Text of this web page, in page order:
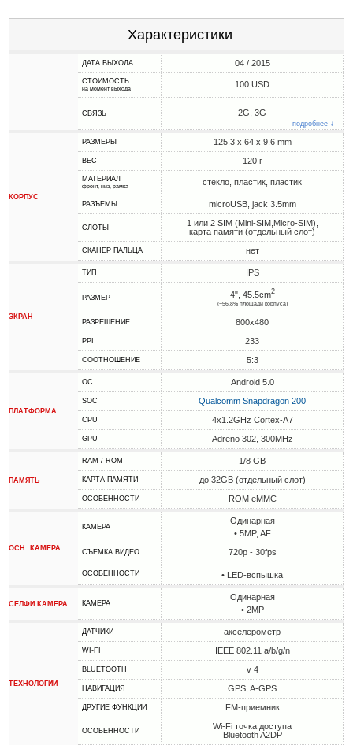
Характеристики
ДАТА ВЫХОДА 04 / 2015
СТОИМОСТЬ
на момент выхода 100 USD
СВЯЗЬ 2G, 3G
подробнее ↓
КОРПУС
РАЗМЕРЫ 125.3 x 64 x 9.6 mm
ВЕС 120 г
МАТЕРИАЛ
фронт, низ, рамка стекло, пластик, пластик
РАЗЪЕМЫ microUSB, jack 3.5mm
СЛОТЫ
1 или 2 SIM (Mini-SIM,Micro-SIM),
карта памяти (отдельный слот)
СКАНЕР ПАЛЬЦА нет
ЭКРАН
ТИП IPS
РАЗМЕР 4", 45.5cm2
(~56.8% площади корпуса)
РАЗРЕШЕНИЕ 800x480
PPI 233
СООТНОШЕНИЕ 5:3
ПЛАТФОРМА
ОС Android 5.0
SOC Qualcomm Snapdragon 200
CPU 4x1.2GHz Cortex-A7
GPU Adreno 302, 300MHz
ПАМЯТЬ
RAM / ROM 1/8 GB
КАРТА ПАМЯТИ до 32GB (отдельный слот)
ОСОБЕННОСТИ ROM eMMC
ОСН. КАМЕРА
КАМЕРА
Одинарная
• 5MP, AF
СЪЕМКА ВИДЕО 720p - 30fps
ОСОБЕННОСТИ • LED-вспышка
СЕЛФИ КАМЕРА КАМЕРА
Одинарная
• 2MP
ТЕХНОЛОГИИ
ДАТЧИКИ акселерометр
WI-FI IEEE 802.11 a/b/g/n
BLUETOOTH v 4
НАВИГАЦИЯ GPS, A-GPS
ДРУГИЕ ФУНКЦИИ FM-приемник
ОСОБЕННОСТИ
Wi-Fi точка доступа
Bluetooth A2DP